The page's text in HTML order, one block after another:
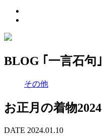
BLOG ｢一言石句｣
その他
お正月の着物2024
DATE 2024.01.10